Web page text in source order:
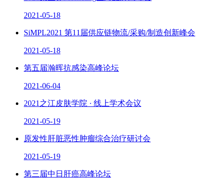
2021-05-18
SiMPL2021 第11届供应链物流/采购/制造创新峰会
2021-05-18
第五届瀚晖抗感染高峰论坛
2021-06-04
2021之江皮肤学院 · 线上学术会议
2021-05-19
原发性肝脏恶性肿瘤综合治疗研讨会
2021-05-19
第三届中日肝癌高峰论坛